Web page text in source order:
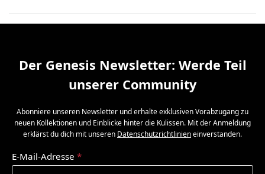
Der Genesis Newsletter: Werde Teil
unserer Community
Abonniere unseren Newsletter und erhalte exklusiven Vorabzugang zu
neuen Kollektionen und Einblicke hinter die Kulissen. Mit der Anmeldung
erklärst du dich mit unseren Datenschutzrichtlinieneinverstanden.
E-Mail-Adresse *